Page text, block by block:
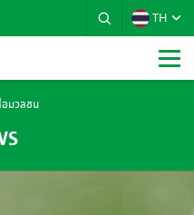
TH
มวลชน